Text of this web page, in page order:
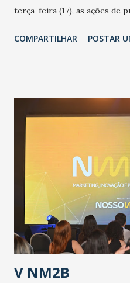
terça-feira (17), as ações de
adotadas pelo Governo do
população suspeita e de
públicos e domiciliares. “Nós
epidemia comum, como
aumento de casos de
de uma epidemia com um
contaminação maior que
secretário. Segundo ele, é
contaminação alta,
população e ao sistema de
estratificação do risco da
COMPARTILHAR POSTAR
V NM2B